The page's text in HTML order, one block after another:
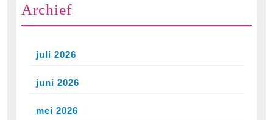
Archief
juli 2026
juni 2026
mei 2026